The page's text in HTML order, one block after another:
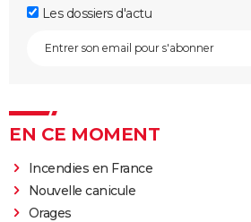
Les dossiers d'actu
EN CE MOMENT
Incendies en France
Nouvelle canicule
Orages